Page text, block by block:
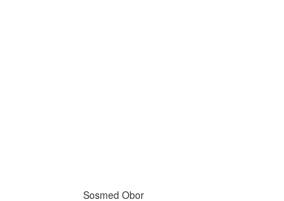
Sosmed Obor